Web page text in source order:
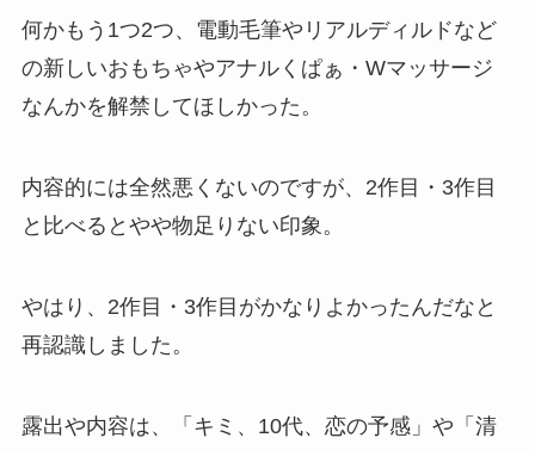
何かもう1つ2つ、電動毛筆やリアルディルドなど
の新しいおもちゃやアナルくぱぁ・Wマッサージ
なんかを解禁してほしかった。
内容的には全然悪くないのですが、2作目・3作目
と比べるとやや物足りない印象。
やはり、2作目・3作目がかなりよかったんだなと
再認識しました。
露出や内容は、「キミ、10代、恋の予感」や「清